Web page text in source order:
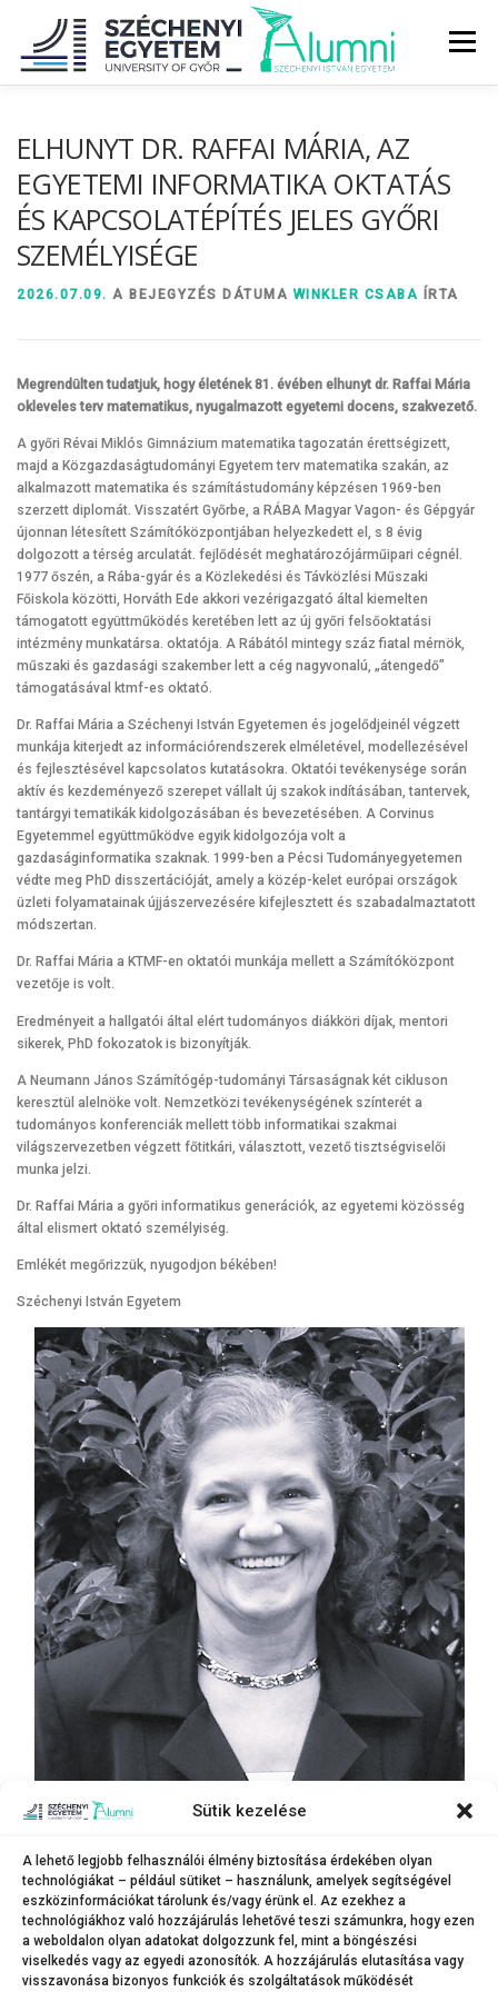
Sütik kezelése
A lehető legjobb felhasználói élmény biztosítása érdekében olyan
technológiákat – például sütiket – használunk, amelyek segítségével
eszközinformációkat tárolunk és/vagy érünk el. Az ezekhez a
technológiákhoz való hozzájárulás lehetővé teszi számunkra, hogy ezen
a weboldalon olyan adatokat dolgozzunk fel, mint a böngészési
viselkedés vagy az egyedi azonosítók. A hozzájárulás elutasítása vagy
visszavonása bizonyos funkciók és szolgáltatások működését
tartalomhoz
Menü
DIPLOMAÁTADÓ DIPLOMÁN TÚL
SZOLGÁLTATÁSOK ÉVFOLYAMOK
ELHUNYT DR. RAFFAI MÁRIA, AZ
EGYETEMI INFORMATIKA OKTATÁS
ÉS KAPCSOLATÉPÍTÉS JELES GYŐRI
SZEMÉLYISÉGE
2026.07.09. A BEJEGYZÉS DÁTUMA WINKLER CSABA ÍRTA
Megrendülten tudatjuk, hogy életének 81. évében elhunyt dr. Raffai Mária
okleveles terv matematikus, nyugalmazott egyetemi docens, szakvezető.
A győri Révai Miklós Gimnázium matematika tagozatán érettségizett,
majd a Közgazdaságtudományi Egyetem terv matematika szakán, az
alkalmazott matematika és számítástudomány képzésen 1969-ben
szerzett diplomát. Visszatért Győrbe, a RÁBA Magyar Vagon- és Gépgyár
újonnan létesített Számítóközpontjában helyezkedett el, s 8 évig
dolgozott a térség arculatát. fejlődését meghatározójárműipari cégnél.
1977 őszén, a Rába-gyár és a Közlekedési és Távközlési Műszaki
Főiskola közötti, Horváth Ede akkori vezérigazgató által kiemelten
támogatott együttműködés keretében lett az új győri felsőoktatási
intézmény munkatársa. oktatója. A Rábától mintegy száz fiatal mérnök,
műszaki és gazdasági szakember lett a cég nagyvonalú, „átengedő”
támogatásával ktmf-es oktató.
Dr. Raffai Mária a Széchenyi István Egyetemen és jogelődjeinél végzett
munkája kiterjedt az információrendszerek elméletével, modellezésével
és fejlesztésével kapcsolatos kutatásokra. Oktatói tevékenysége során
aktív és kezdeményező szerepet vállalt új szakok indításában, tantervek,
tantárgyi tematikák kidolgozásában és bevezetésében. A Corvinus
Egyetemmel együttműködve egyik kidolgozója volt a
gazdaságinformatika szaknak. 1999-ben a Pécsi Tudományegyetemen
védte meg PhD disszertációját, amely a közép-kelet európai országok
üzleti folyamatainak újjászervezésére kifejlesztett és szabadalmaztatott
módszertan.
Dr. Raffai Mária a KTMF-en oktatói munkája mellett a Számítóközpont
vezetője is volt.
Eredményeit a hallgatói által elért tudományos diákköri díjak, mentori
sikerek, PhD fokozatok is bizonyítják.
A Neumann János Számítógép-tudományi Társaságnak két cikluson
keresztül alelnöke volt. Nemzetközi tevékenységének színterét a
tudományos konferenciák mellett több informatikai szakmai
világszervezetben végzett főtitkári, választott, vezető tisztségviselői
munka jelzi.
Dr. Raffai Mária a győri informatikus generációk, az egyetemi közösség
által elismert oktató személyiség.
Emlékét megőrizzük, nyugodjon békében!
Széchenyi István Egyetem
DR. RAFFAI MÁRIA
okleveles terv matematikus, nyugalmazott egyetemi docens, szakvezető.